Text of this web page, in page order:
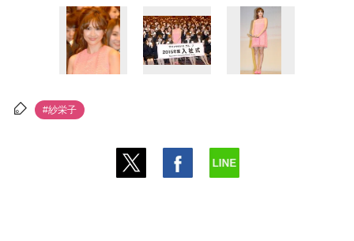
#紗栄子